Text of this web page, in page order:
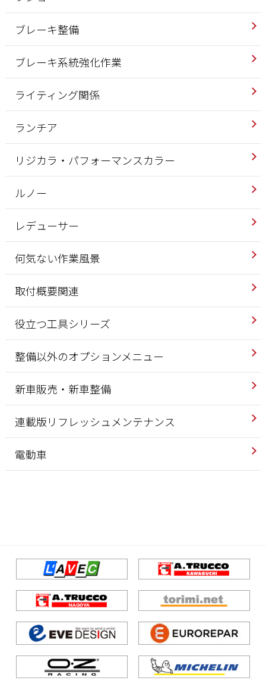
ブレーキ整備
ブレーキ系統強化作業
ライティング関係
ランチア
リジカラ・パフォーマンスカラー
ルノー
レデューサー
何気ない作業風景
取付概要関連
役立つ工具シリーズ
整備以外のオプションメニュー
新車販売・新車整備
連載版リフレッシュメンテナンス
電動車